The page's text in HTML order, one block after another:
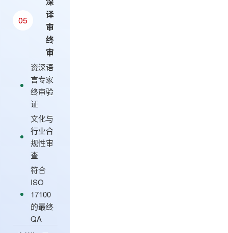
05
译
审
终
审
资深语
言专家
终审验
证
文化与
行业合
规性审
查
符合
ISO
17100
的最终
QA